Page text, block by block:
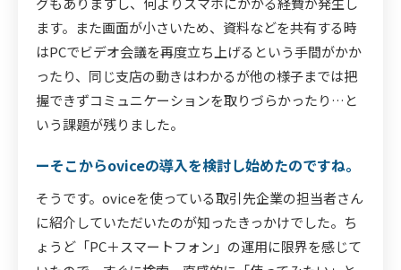
ます。また画面が小さいため、資料などを共有する時
はPCでビデオ会議を再度立ち上げるという手間がかか
ったり、同じ支店の動きはわかるが他の様子までは把
握できずコミュニケーションを取りづらかったり…と
いう課題が残りました。
ーそこからoviceの導入を検討し始めたのですね。
そうです。oviceを使っている取引先企業の担当者さん
に紹介していただいたのが知ったきっかけでした。ち
ょうど「PC＋スマートフォン」の運用に限界を感じて